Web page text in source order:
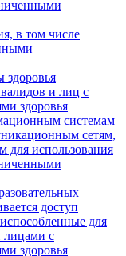
в том числе
здоровья
и лиц с
здоровья
системам
сетям,
для использования
доступ
для
лицами с
здоровья